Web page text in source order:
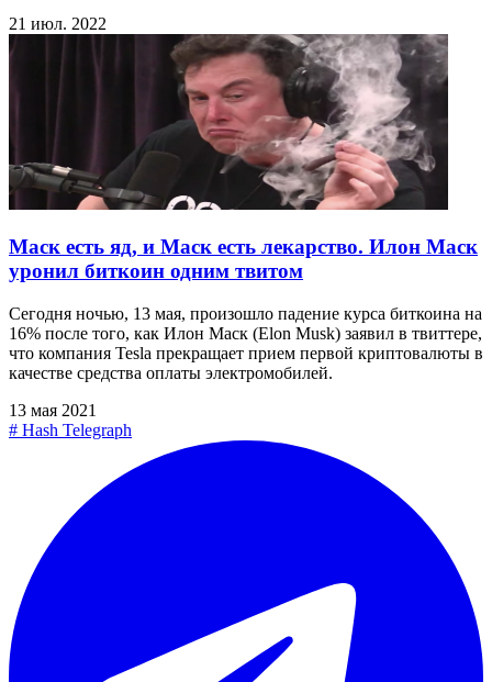
21 июл. 2022
Маск есть яд, и Маск есть лекарство. Илон Маск
уронил биткоин одним твитом
Сегодня ночью, 13 мая, произошло падение курса биткоина на
16% после того, как Илон Маск (Elon Musk) заявил в твиттере,
что компания Tesla прекращает прием первой криптовалюты в
качестве средства оплаты электромобилей.
13 мая 2021
# Hash Telegraph